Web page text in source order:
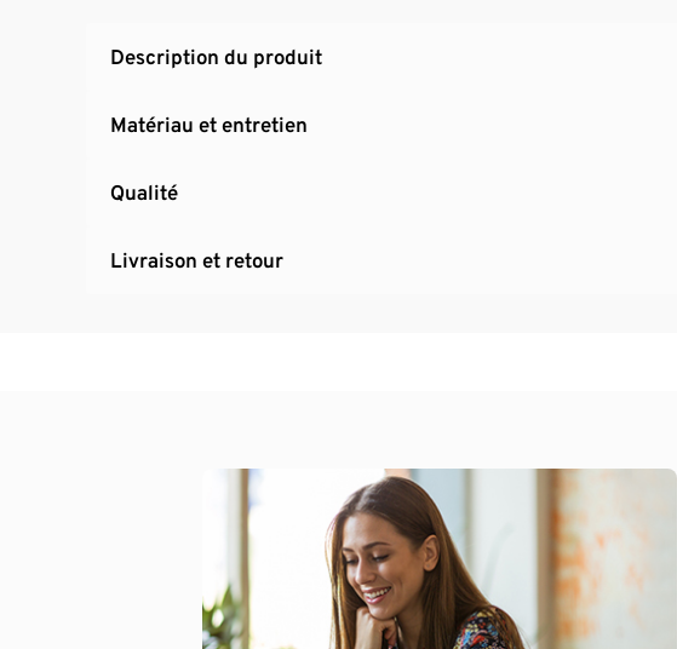
Description du produit
Matériau et entretien
Qualité
Livraison et retour